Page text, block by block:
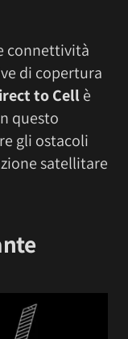
connettività
di copertura
to Cellè
questo
gli ostacoli
satellitare